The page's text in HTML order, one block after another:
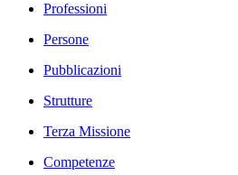
Professioni
Persone
Pubblicazioni
Strutture
Terza Missione
Competenze